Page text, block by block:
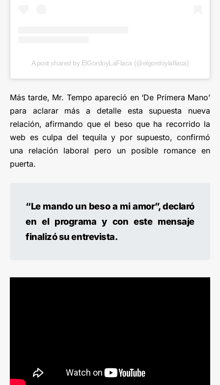
A post shared by ElGordoyLaFlaca (@elgordoylaflaca)
Más tarde, Mr. Tempo apareció en ‘De Primera Mano’
para aclarar más a detalle esta supuesta nueva
relación, afirmando que el beso que ha recorrido la
web es culpa del tequila y por supuesto, confirmó
una relación laboral pero un posible romance en
puerta.
“Le mando un beso a mi amor”, declaró
en el programa y con este mensaje
finalizó su entrevista.